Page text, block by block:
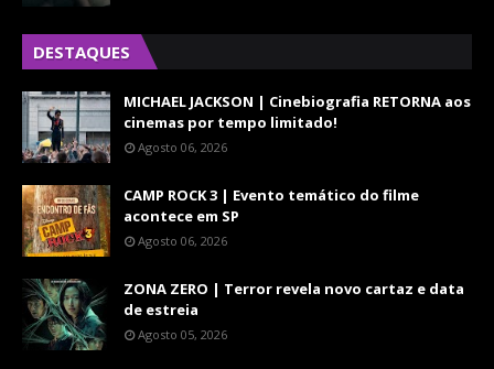
DESTAQUES
MICHAEL JACKSON | Cinebiografia RETORNA aos
cinemas por tempo limitado!
Agosto 06, 2026
CAMP ROCK 3 | Evento temático do filme
acontece em SP
Agosto 06, 2026
ZONA ZERO | Terror revela novo cartaz e data
de estreia
Agosto 05, 2026